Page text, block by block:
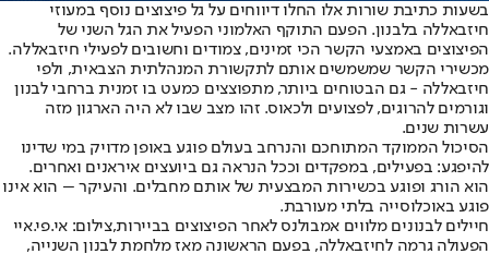
בשעות כתיבת שורות אלו החלו דיווחים על גל פיצוצים נוסף במעוזי
חיזבאללה בלבנון. הפעם התוקף האלמוני הפעיל את הגל השני של
הפיצוצים באמצעי הקשר הכי זמינים, צמודים וחשובים לפעילי חיזבאללה.
מכשירי הקשר שמשמשים אותם לתקשורת המנהלתית הצבאית, ולפי
חיזבאללה - גם הבטוחים ביותר, מתפוצצים כמעט בו זמנית ברחבי לבנון
וגורמים להרוגים, לפצועים ולכאוס. זהו מצב שבו לא היה הארגון מזה
עשרות שנים.
הסיכול הממוקד המתוחכם והנרחב בעולם פוגע באופן מדויק במי שדינו
להיפגע: בפעילים, במפקדים וככל הנראה גם ביועצים איראנים ואחרים.
הוא הורג ופוגע בכשירות המבצעית של אותם מחבלים. והעיקר – הוא אינו
פוגע באוכלוסייה בלתי מעורבת.
חיילים לבנונים מלווים אמבולנס לאחר הפיצוצים בביירות,צילום: אי.פי.איי
הפעולה גרמה לחיזבאללה, בפעם הראשונה מאז מלחמת לבנון השנייה,